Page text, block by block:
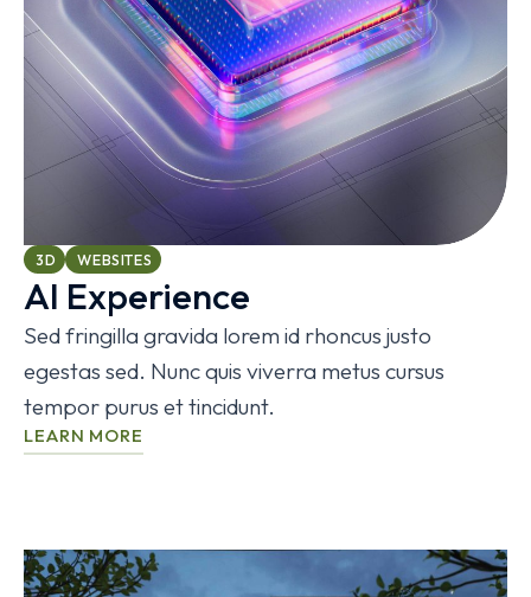
3D WEBSITES
AI Experience
Sed fringilla gravida lorem id rhoncus justo
egestas sed. Nunc quis viverra metus cursus
tempor purus et tincidunt.
LEARN MORE